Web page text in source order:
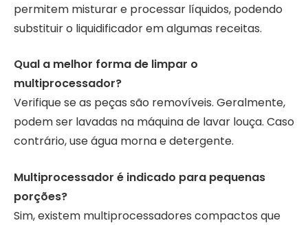
permitem misturar e processar líquidos, podendo
substituir o liquidificador em algumas receitas.
Qual a melhor forma de limpar o
multiprocessador?
Verifique se as peças são removíveis. Geralmente,
podem ser lavadas na máquina de lavar louça. Caso
contrário, use água morna e detergente.
Multiprocessador é indicado para pequenas
porções?
Sim, existem multiprocessadores compactos que